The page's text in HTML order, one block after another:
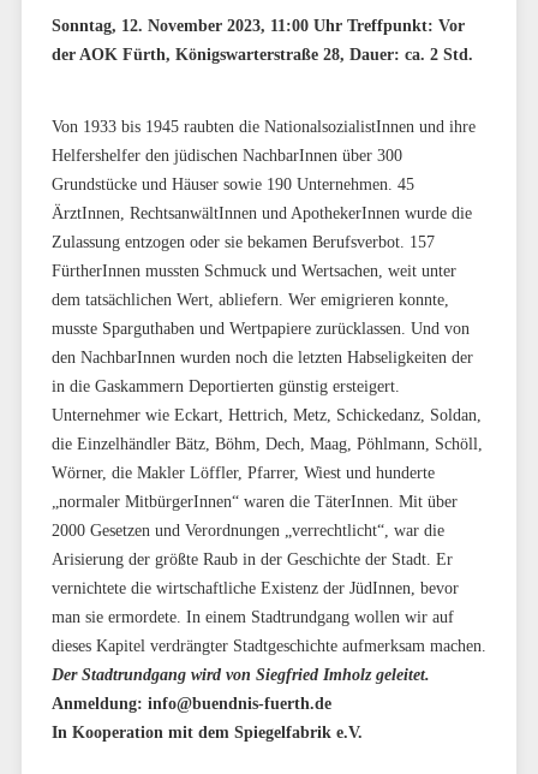
Sonntag, 12. November 2023, 11:00 Uhr Treffpunkt: Vor
der AOK Fürth, Königswarterstraße 28, Dauer: ca. 2 Std.
Von 1933 bis 1945 raubten die NationalsozialistInnen und ihre
Helfershelfer den jüdischen NachbarInnen über 300
Grundstücke und Häuser sowie 190 Unternehmen. 45
ÄrztInnen, RechtsanwältInnen und ApothekerInnen wurde die
Zulassung entzogen oder sie bekamen Berufsverbot. 157
FürtherInnen mussten Schmuck und Wertsachen, weit unter
dem tatsächlichen Wert, abliefern. Wer emigrieren konnte,
musste Sparguthaben und Wertpapiere zurücklassen. Und von
den NachbarInnen wurden noch die letzten Habseligkeiten der
in die Gaskammern Deportierten günstig ersteigert.
Unternehmer wie Eckart, Hettrich, Metz, Schickedanz, Soldan,
die Einzelhändler Bätz, Böhm, Dech, Maag, Pöhlmann, Schöll,
Wörner, die Makler Löffler, Pfarrer, Wiest und hunderte
„normaler MitbürgerInnen“ waren die TäterInnen. Mit über
2000 Gesetzen und Verordnungen „verrechtlicht“, war die
Arisierung der größte Raub in der Geschichte der Stadt. Er
vernichtete die wirtschaftliche Existenz der JüdInnen, bevor
man sie ermordete. In einem Stadtrundgang wollen wir auf
dieses Kapitel verdrängter Stadtgeschichte aufmerksam machen.
Der Stadtrundgang wird von Siegfried Imholz geleitet.
Anmeldung: info@buendnis-fuerth.de
In Kooperation mit dem Spiegelfabrik e.V.